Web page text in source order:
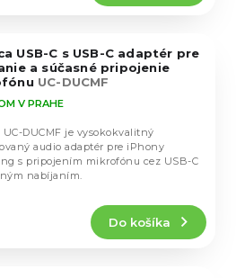
USB-C s USB-C adaptér pre
a súčasné pripojenie
UC-DUCMF
V PRAHE
Do košíka
UC-DUCMF je vysokokvalitný
audio adaptér pre iPhony
s pripojením mikrofónu cez USB-C
nabíjaním.